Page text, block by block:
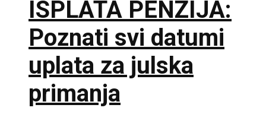
ISPLATA PENZIJA:
Poznati svi datumi
uplata za julska
primanja